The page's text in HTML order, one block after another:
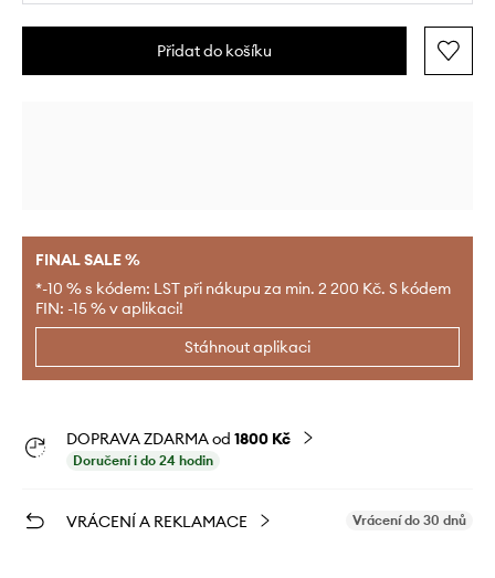
Přidat do košíku
FINAL SALE %
*-10 % s kódem: LST při nákupu za min. 2 200 Kč. S kódem
FIN: -15 % v aplikaci!
Stáhnout aplikaci
DOPRAVA ZDARMA od 1800 Kč
Doručení i do 24 hodin
VRÁCENÍ A REKLAMACE Vrácení do 30 dnů